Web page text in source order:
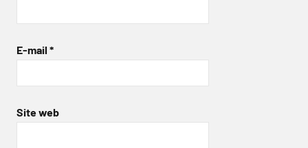
E-mail *
Site web